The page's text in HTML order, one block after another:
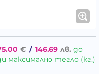
€ / 146.69 лв. до
максимално тегло (кг.)